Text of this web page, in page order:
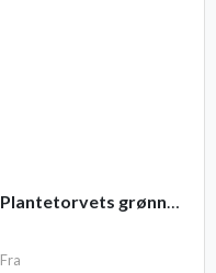
Plantetorvets grønne vandingspose 75 liter
Fra